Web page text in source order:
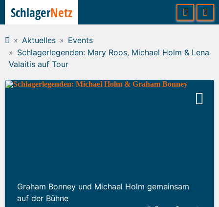
Aktuelles
Events
Schlagerlegenden: Mary Roos, Michael Holm & Lena
Valaitis auf Tour
Graham Bonney und Michael Holm gemeinsam
auf der Bühne
SchlagerNetz